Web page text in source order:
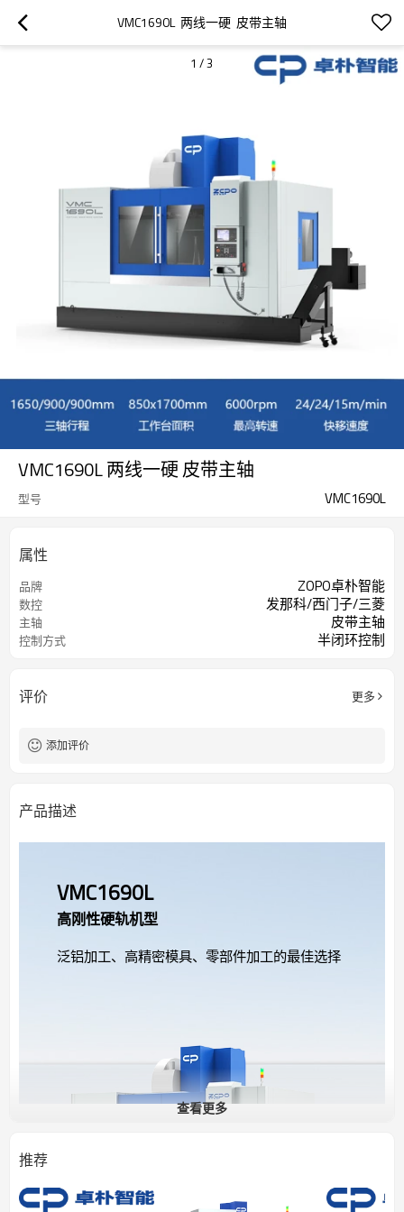
VMC1690L  两线一硬  皮带主轴
1 /3
VMC1690L 两线一硬 皮带主轴
型号 VMC1690L
属性
品牌 ZOPO卓朴智能
数控 发那科/西门子/三菱
主轴 皮带主轴
控制方式 半闭环控制
评价 更多
添加评价
产品描述
VMC1690L
高刚性硬轨机型
泛铝加工、高精密模具、零部件加工的最佳选择
查看更多
推荐